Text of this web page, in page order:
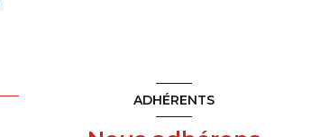
ADHÉRENTS